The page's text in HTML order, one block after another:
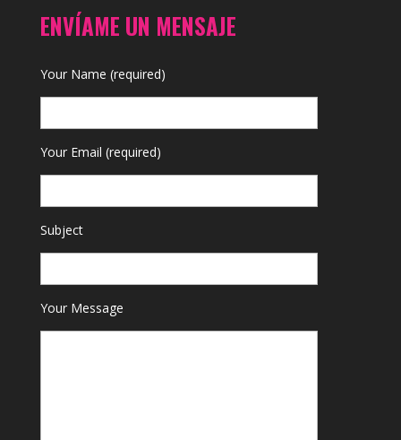
ENVÍAME UN MENSAJE
Your Name (required)
Your Email (required)
Subject
Your Message